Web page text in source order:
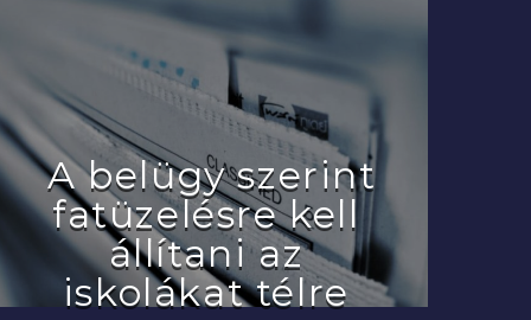
A belügy szerint
fatüzelésre kell
állítani az
iskolákat télre